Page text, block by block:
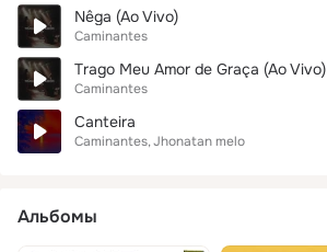
Nêga (Ao Vivo)
Caminantes
Trago Meu Amor de Graça (Ao Vivo)
Caminantes
Canteira
Caminantes Jhonatan melo
Альбомы